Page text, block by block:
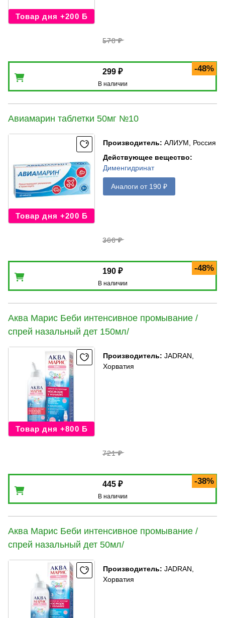
Товар дня +200 Б
578 ₽
-48%
299 ₽
В наличии
Авиамарин таблетки 50мг №10
Товар дня +200 Б
Производитель:АЛИУМ, Россия
Действующее вещество:
Дименгидринат
Аналоги от 190 ₽
366 ₽
-48%
190 ₽
В наличии
Аква Марис Беби интенсивное промывание /
спрей назальный дет 150мл/
Товар дня +800 Б
Производитель:JADRAN,
Хорватия
721 ₽
-38%
445 ₽
В наличии
Аква Марис Беби интенсивное промывание /
спрей назальный дет 50мл/
Производитель:JADRAN,
Хорватия